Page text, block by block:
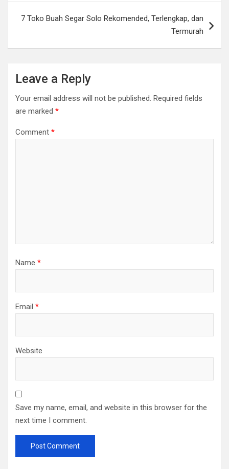
7 Toko Buah Segar Solo Rekomended, Terlengkap, dan
Termurah
Leave a Reply
Your email address will not be published. Required fields
are marked *
Comment *
Name *
Email *
Website
Save my name, email, and website in this browser for the
next time I comment.